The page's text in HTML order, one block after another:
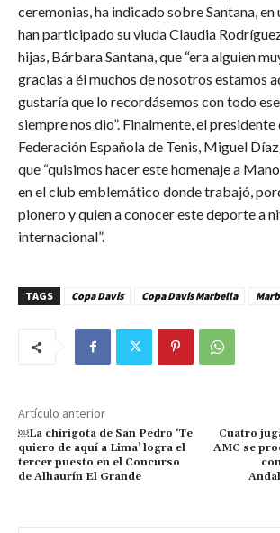
ceremonias, ha indicado sobre Santana, en
han participado su viuda Claudia
hijas, Bárbara Santana, que “era alguien
gracias a él muchos de nosotros estamos
gustaría que lo recordásemos con todo
siempre nos dio”. Finalmente, el presidente
Federación Española de Tenis, Miguel
que “quisimos hacer este homenaje a
en el club emblemático donde trabajó,
pionero y quien a conocer este deporte a
internacional”.
TAGS Copa Davis Copa Davis Marbella
Artículo anterior
￼La chirigota de San Pedro ‘Te
quiero de aquí a Lima’ logra el
tercer puesto en el Concurso
de Alhaurín El Grande
Cuatro
AMC se